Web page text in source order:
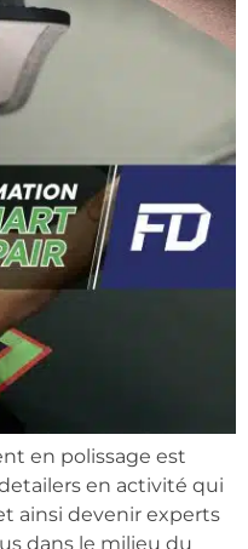
en polissage est
en activité qui
ainsi devenir experts
dans le milieu du